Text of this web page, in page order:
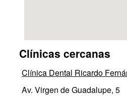
Clínicas cercanas
Clínica Dental Ricardo
Av. Virgen de Guadalupe, 5